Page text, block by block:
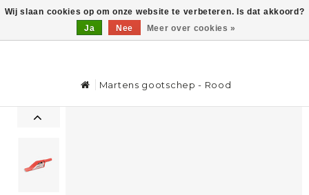
0
Martens gootschep - Rood
Wij slaan cookies op om onze website te verbeteren. Is dat akkoord?
Ja
Nee Meer over cookies »